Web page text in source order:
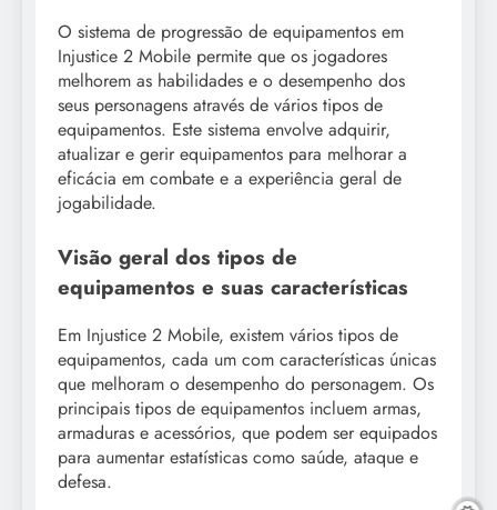
O sistema de progressão de equipamentos em
Injustice 2 Mobile permite que os jogadores
melhorem as habilidades e o desempenho dos
seus personagens através de vários tipos de
equipamentos. Este sistema envolve adquirir,
atualizar e gerir equipamentos para melhorar a
eficácia em combate e a experiência geral de
jogabilidade.
Visão geral dos tipos de
equipamentos e suas características
Em Injustice 2 Mobile, existem vários tipos de
equipamentos, cada um com características únicas
que melhoram o desempenho do personagem. Os
principais tipos de equipamentos incluem armas,
armaduras e acessórios, que podem ser equipados
para aumentar estatísticas como saúde, ataque e
defesa.